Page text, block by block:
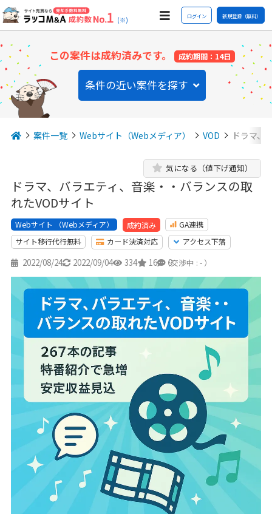
(※) ログイン 新規登録（無料）
この案件は成約済みです。 成約期間：14日
条件の近い案件を探す
案件一覧 Webサイト（Webメディア） VOD ドラマ、
ドラマ、バラエティ、音楽・・バランスの取
れたVODサイト
気になる（値下げ通知）
Webサイト （Webメディア） 成約済み
GA連携
サイト移行代行無料
カード決済対応 アクセス下落
2022/08/24 2022/09/04 334 16 9
（交渉中 : - ）